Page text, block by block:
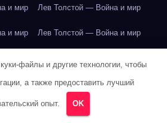
и мир Лев Толстой — Война и мир
и мир Лев Толстой — Война и мир
и мир Лев Толстой — Война и мир
и мир Лев Толстой — Война и мир
файлы и другие технологии, чтобы
а также предоставить лучший
опыт. OK